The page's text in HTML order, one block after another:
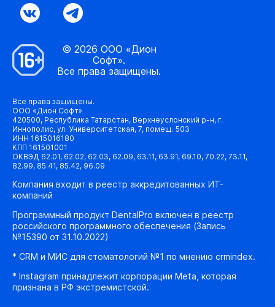
© 2026 ООО «Дион
Софт».
Все права защищены.
Все права защищены.
ООО «Дион Софт»
420500, Республика Татарстан, Верхнеуслонский р-н, г.
Иннополис, ул. Университетская, 7, помещ. 503
ИНН 1615016180
КПП 161501001
ОКВЭД 62.01, 62.02, 62.03, 62.09, 63.11, 63.91, 69.10, 70.22, 73.11,
82.99, 85.41, 85.42, 96.09
Компания входит в реестр аккредитованных ИТ-
компаний
Программный продукт DentalPro включен в реестр
российского программного обеспечения (Запись
№15390 от 31.10.2022)
* CRM и МИС для стоматологий №1 по мнению crmindex.
* Instagram принадлежит корпорации Meta, которая
признана в РФ экстремистской.